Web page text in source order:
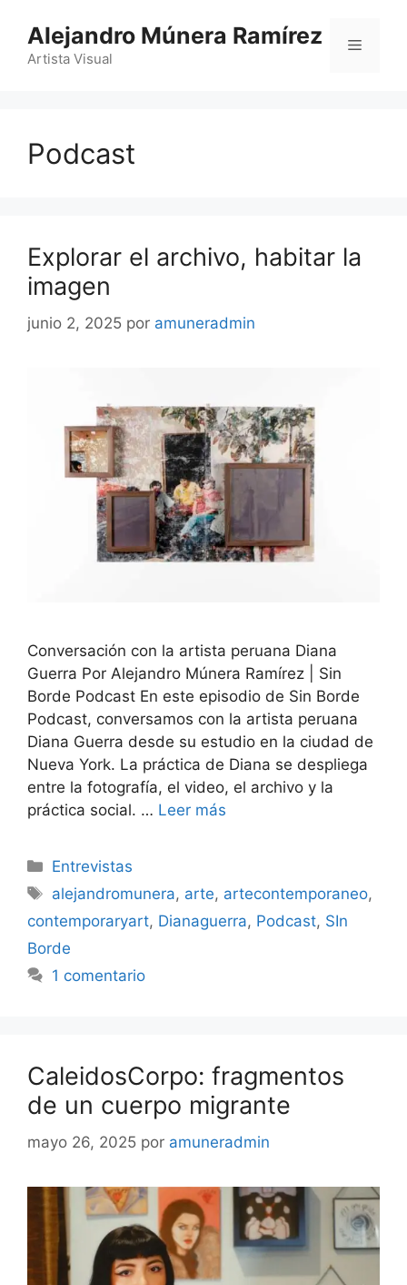
contenido
Alejandro Múnera Ramírez
Artista Visual
Menú
Podcast
Explorar el archivo, habitar la
imagen
junio 2, 2025 por amuneradmin
Conversación con la artista peruana Diana
Guerra Por Alejandro Múnera Ramírez | Sin
Borde Podcast En este episodio de Sin Borde
Podcast, conversamos con la artista peruana
Diana Guerra desde su estudio en la ciudad de
Nueva York. La práctica de Diana se despliega
entre la fotografía, el video, el archivo y la
práctica social. … Leer más
Categorías
Entrevistas
Etiquetas
alejandromunera, arte, artecontemporaneo,
contemporaryart, Dianaguerra, Podcast, SIn
Borde
1 comentario
CaleidosCorpo: fragmentos
de un cuerpo migrante
mayo 26, 2025 por amuneradmin